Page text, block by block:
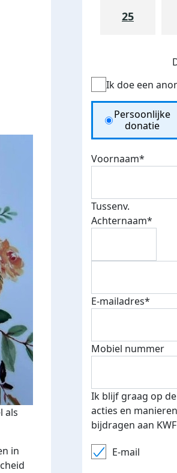
als
in
lady's on
maandag 19
Een dag later,
dames vanaf
had gedaan in
25
Ik doe een
Donation
Persoonlijke
donatie
Voornaam*
Tussenv.
Achternaam*
E-mailadres*
Mobiel nummer
Ik blijf graag op
acties en
bijdragen aan
E-mail